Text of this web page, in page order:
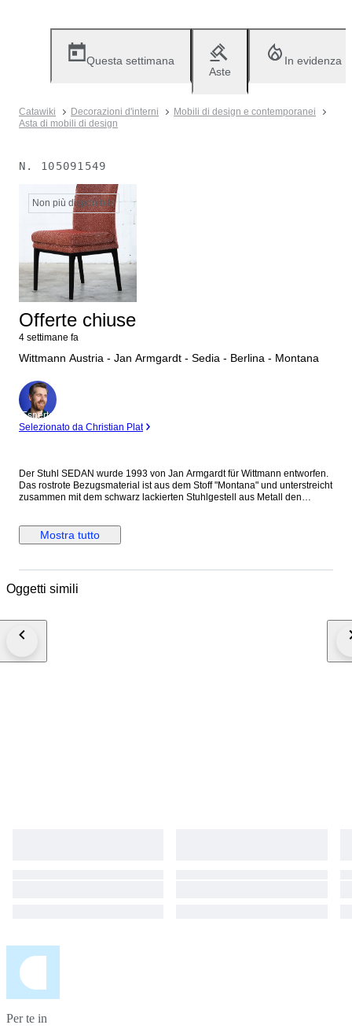
Questa settimana
Aste
In evidenza
Catawiki Decorazioni d'interni
Mobili di design e contemporanei
Asta di mobili di design
N. 105091549
Non più disponibile
Offerte chiuse
4 settimane fa
Wittmann Austria - Jan Armgardt - Sedia - Berlina - Montana
Esperto
Selezionato da Christian Plat
Der Stuhl SEDAN wurde 1993 von Jan Armgardt für Wittmann entworfen.
Das rostrote Bezugsmaterial ist aus dem Stoff "Montana" und unterstreicht
zusammen mit dem schwarz lackierten Stuhlgestell aus Metall den
einem hervorragenden Zustand mit nur minimalen Gebrauchsspuren. Ein
Bein bestoßen.
Mostra tutto
Oggetti simili
Per te in